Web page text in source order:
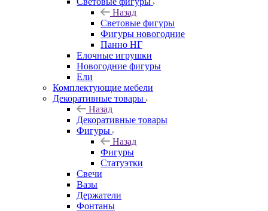
Назад
Световые фигуры
Фигуры новогодние
Панно НГ
Елочные игрушки
Новогодние фигуры
Ели
Комплектующие мебели
Декоративные товары
Назад
Декоративные товары
Фигуры
Назад
Фигуры
Статуэтки
Свечи
Вазы
Держатели
Фонтаны